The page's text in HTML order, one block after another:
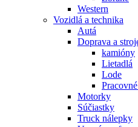
Western
Vozidlá a technika
Autá
Doprava a
kamióny
Lietadlá
Lode
Motorky
Súčiastky
Truck nálepky